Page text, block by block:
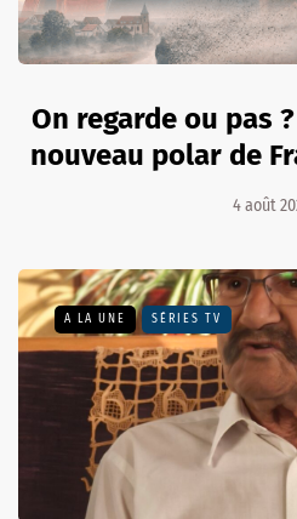
On regarde ou pas
nouveau polar de
4 août
A LA UNE SÉRIES TV